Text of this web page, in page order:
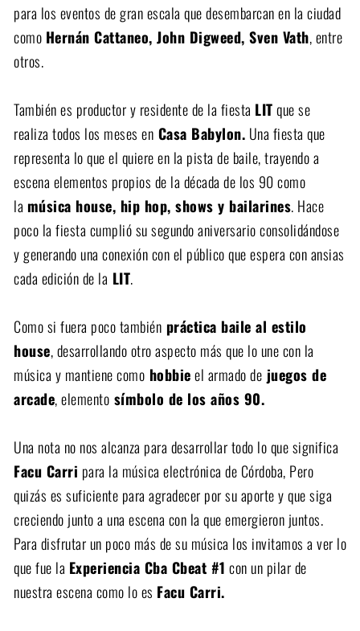
para los eventos de gran escala que desembarcan en la ciudad
como Hernán Cattaneo, John Digweed, Sven Vath, entre
otros.
También es productor y residente de la fiesta LITque se
realiza todos los meses en Casa Babylon. Una fiesta que
representa lo que el quiere en la pista de baile, trayendo a
escena elementos propios de la década de los 90 como
la música house, hip hop, shows y bailarines. Hace
poco la fiesta cumplió su segundo aniversario consolidándose
y generando una conexión con el público que espera con ansias
cada edición de la LIT.
Como si fuera poco también práctica baile al estilo
house, desarrollando otro aspecto más que lo une con la
música y mantiene como hobbieel armado de juegos de
arcade, elemento símbolo de los años 90.
Una nota no nos alcanza para desarrollar todo lo que significa
Facu Carri para la música electrónica de Córdoba, Pero
quizás es suficiente para agradecer por su aporte y que siga
creciendo junto a una escena con la que emergieron juntos.
Para disfrutar un poco más de su música los invitamos a ver lo
que fue la Experiencia Cba Cbeat #1 con un pilar de
nuestra escena como lo es Facu Carri.